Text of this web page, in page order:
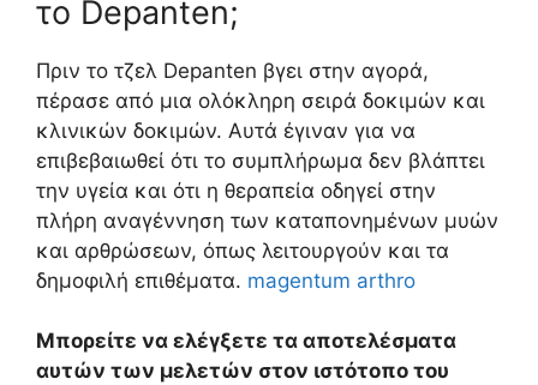
το Depanten;
Πριν το τζελ Depanten βγει στην αγορά,
πέρασε από μια ολόκληρη σειρά δοκιμών και
κλινικών δοκιμών. Αυτά έγιναν για να
επιβεβαιωθεί ότι το συμπλήρωμα δεν βλάπτει
την υγεία και ότι η θεραπεία οδηγεί στην
πλήρη αναγέννηση των καταπονημένων μυών
και αρθρώσεων, όπως λειτουργούν και τα
δημοφιλή επιθέματα. magentum arthro
Μπορείτε να ελέγξετε τα αποτελέσματα
αυτών των μελετών στον ιστότοπο του